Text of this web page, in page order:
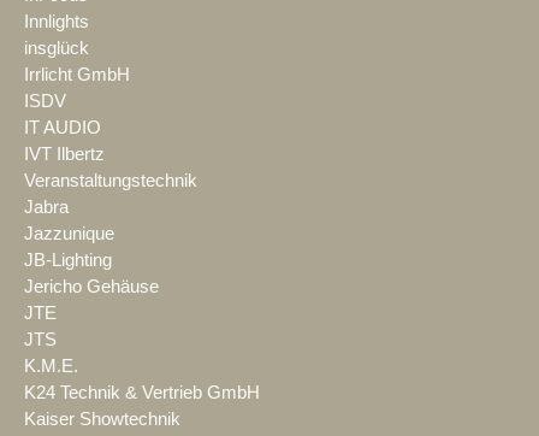
Innlights
insglück
Irrlicht GmbH
ISDV
IT AUDIO
IVT Ilbertz
Veranstaltungstechnik
Jabra
Jazzunique
JB-Lighting
Jericho Gehäuse
JTE
JTS
K.M.E.
K24 Technik & Vertrieb GmbH
Kaiser Showtechnik